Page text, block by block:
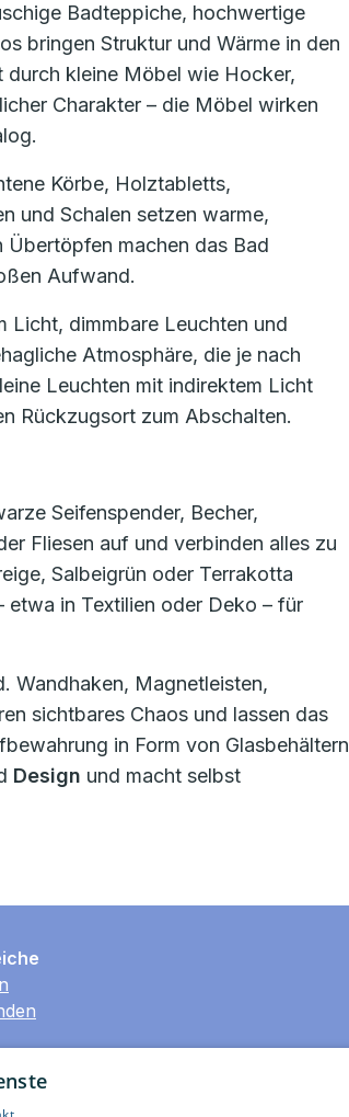
Badteppiche, hochwertige
bringen Struktur und Wärme in den
durch kleine Möbel wie Hocker,
Charakter – die Möbel wirken
Körbe, Holztabletts,
und Schalen setzen warme,
machen das Bad
Aufwand.
Licht, dimmbare Leuchten und
Atmosphäre, die je nach
Leuchten mit indirektem Licht
Rückzugsort zum Abschalten.
Seifenspender, Becher,
Fliesen auf und verbinden alles zu
Salbeigrün oder Terrakotta
etwa in Textilien oder Deko – für
Wandhaken, Magnetleisten,
sichtbares Chaos und lassen das
in Form von Glasbehältern
Design und macht selbst